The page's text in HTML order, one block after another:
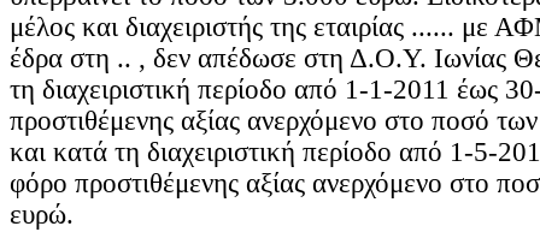
μέλος και διαχειριστής της εταιρίας ...... με
έδρα στη .. , δεν απέδωσε στη Δ.Ο.Υ. Ιωνίας
τη διαχειριστική περίοδο από 1-1-2011 έως
προστιθέμενης αξίας ανερχόμενο στο ποσό
και κατά τη διαχειριστική περίοδο από 1-5-
φόρο προστιθέμενης αξίας ανερχόμενο στο
ευρώ.